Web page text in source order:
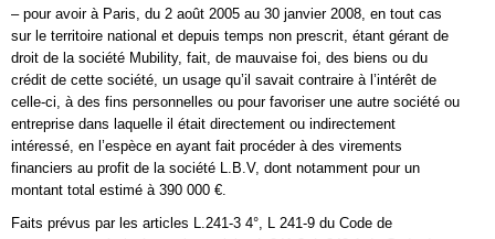
– pour avoir à Paris, du 2 août 2005 au 30 janvier 2008, en tout cas
sur le territoire national et depuis temps non prescrit, étant gérant de
droit de la société Mubility, fait, de mauvaise foi, des biens ou du
crédit de cette société, un usage qu’il savait contraire à l’intérêt de
celle-ci, à des fins personnelles ou pour favoriser une autre société ou
entreprise dans laquelle il était directement ou indirectement
intéressé, en l’espèce en ayant fait procéder à des virements
financiers au profit de la société L.B.V, dont notamment pour un
montant total estimé à 390 000 €.
Faits prévus par les articles L.241-3 4°, L 241-9 du Code de